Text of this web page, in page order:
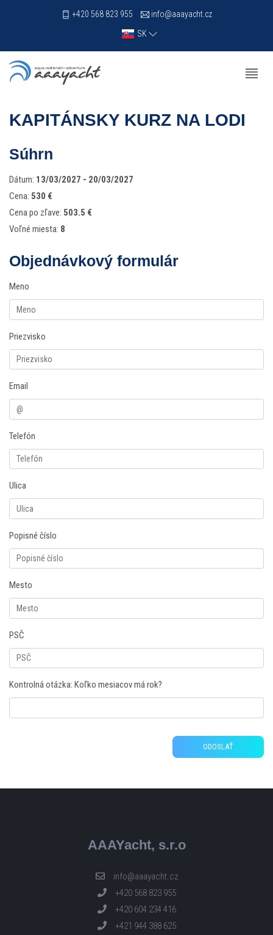
+420 568 823 955
info@aaayacht.cz
SK
KAPITÁNSKY KURZ NA LODI
Súhrn
Dátum: 13/03/2027 - 20/03/2027
Cena: 530 €
Cena po zľave: 503.5 €
Voľné miesta: 8
Objednávkový formulár
Meno
Priezvisko
Email
Telefón
Ulica
Popisné číslo
Mesto
PSČ
Kontrolná otázka: Koľko mesiacov má rok?
ODOSLAŤ
AAAYacht, s.r.o
info@aaayacht.cz
+420 568 823 955
+420 604 234 416
+421 944 388 625